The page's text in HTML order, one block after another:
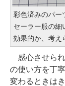
彩色済みのパー
セーラー服の細
効果的か、考え
感心させられ
の使い方を丁
変わるときは